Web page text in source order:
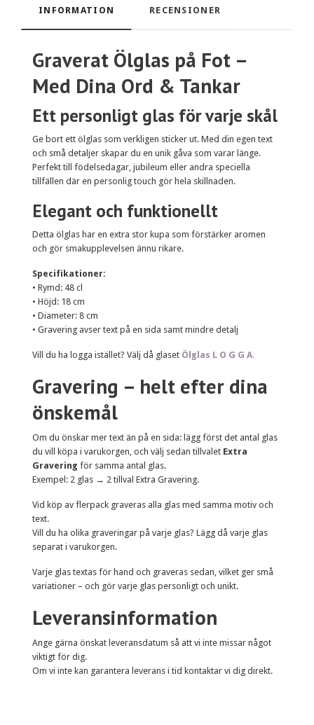
INFORMATION RECENSIONER
Graverat Ölglas på Fot –
Med Dina Ord & Tankar
Ett personligt glas för varje skål
Ge bort ett ölglas som verkligen sticker ut. Med din egen text
och små detaljer skapar du en unik gåva som varar länge.
Perfekt till födelsedagar, jubileum eller andra speciella
tillfällen där en personlig touch gör hela skillnaden.
Elegant och funktionellt
Detta ölglas har en extra stor kupa som förstärker aromen
och gör smakupplevelsen ännu rikare.
Specifikationer:
• Rymd: 48 cl
• Höjd: 18 cm
• Diameter: 8 cm
• Gravering avser text på en sida samt mindre detalj
Vill du ha logga istället? Välj då glaset Ölglas L O G G A.
Gravering – helt efter dina
önskemål
Om du önskar mer text än på en sida: lägg först det antal glas
du vill köpa i varukorgen, och välj sedan tillvalet Extra
Gravering för samma antal glas.
Exempel: 2 glas → 2 tillval Extra Gravering.
Vid köp av flerpack graveras alla glas med samma motiv och
text.
Vill du ha olika graveringar på varje glas? Lägg då varje glas
separat i varukorgen.
Varje glas textas för hand och graveras sedan, vilket ger små
variationer – och gör varje glas personligt och unikt.
Leveransinformation
Ange gärna önskat leveransdatum så att vi inte missar något
viktigt för dig.
Om vi inte kan garantera leverans i tid kontaktar vi dig direkt.